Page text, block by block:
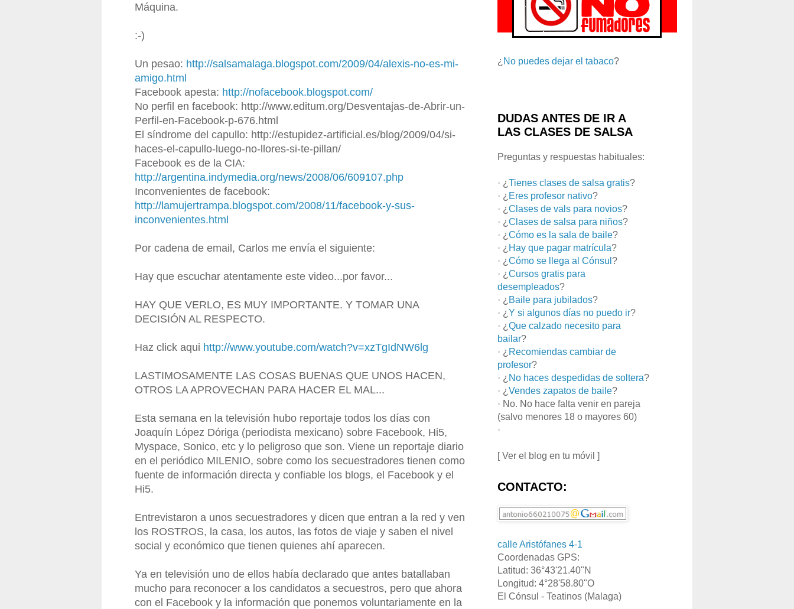
Máquina.
:-)
Un pesao: http://salsamalaga.blogspot.com/2009/04/alexis-no-es-mi-
amigo.html
Facebook apesta: http://nofacebook.blogspot.com/
No perfil en facebook: http://www.editum.org/Desventajas-de-Abrir-un-
Perfil-en-Facebook-p-676.html
El síndrome del capullo: http://estupidez-artificial.es/blog/2009/04/si-
haces-el-capullo-luego-no-llores-si-te-pillan/
Facebook es de la CIA:
http://argentina.indymedia.org/news/2008/06/609107.php
Inconvenientes de facebook:
http://lamujertrampa.blogspot.com/2008/11/facebook-y-sus-
inconvenientes.html
Por cadena de email, Carlos me envía el siguiente:
Hay que escuchar atentamente este video...por favor...
HAY QUE VERLO, ES MUY IMPORTANTE. Y TOMAR UNA
DECISIÓN AL RESPECTO.
Haz click aqui http://www.youtube.com/watch?v=xzTgIdNW6lg
LASTIMOSAMENTE LAS COSAS BUENAS QUE UNOS HACEN,
OTROS LA APROVECHAN PARA HACER EL MAL...
Esta semana en la televisión hubo reportaje todos los días con
Joaquín López Dóriga (periodista mexicano) sobre Facebook, Hi5,
Myspace, Sonico, etc y lo peligroso que son. Viene un reportaje diario
en el periódico MILENIO, sobre como los secuestradores tienen como
fuente de información directa y confiable los blogs, el Facebook y el
Hi5.
Entrevistaron a unos secuestradores y dicen que entran a la red y ven
los ROSTROS, la casa, los autos, las fotos de viaje y saben el nivel
social y económico que tienen quienes ahí aparecen.
Ya en televisión uno de ellos había declarado que antes batallaban
mucho para reconocer a los candidatos a secuestros, pero que ahora
con el Facebook y la información que ponemos voluntariamente en la
¿ No puedes dejar el tabaco?
DUDAS ANTES DE IR A
LAS CLASES DE SALSA
Preguntas y respuestas habituales:
· ¿ Tienes clases de salsa gratis?
· ¿ Eres profesor nativo?
· ¿ Clases de vals para novios?
· ¿ Clases de salsa para niños?
· ¿ Cómo es la sala de baile?
· ¿ Hay que pagar matrícula?
· ¿ Cómo se llega al Cónsul ?
· ¿ Cursos gratis para
desempleados?
· ¿ Baile para jubilados?
· ¿ Y si algunos días no puedo ir?
· ¿ Que calzado necesito para
bailar?
· ¿ Recomiendas cambiar de
profesor?
· ¿ No haces despedidas de soltera?
· ¿ Vendes zapatos de baile?
· No. No hace falta venir en pareja
(salvo menores 18 o mayores 60)
·
[ Ver el blog en tu móvil ]
CONTACTO:
calle Aristófanes 4-1
Coordenadas GPS:
Latitud: 36°43'21.40"N
Longitud: 4°28'58.80"O
El Cónsul - Teatinos (Malaga)